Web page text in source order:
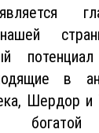
в
Шердор и